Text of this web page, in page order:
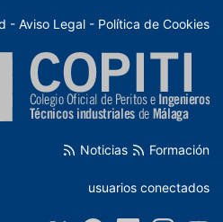
- Aviso Legal - Política de Cookies
Noticias Formación
usuarios conectados